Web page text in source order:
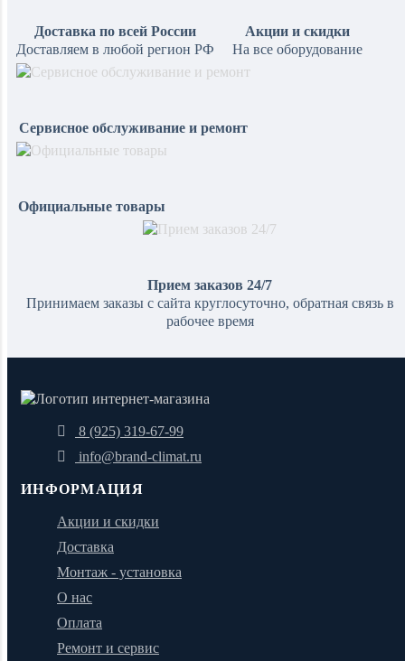
Доставка по всей России
Доставляем в любой регион РФ
Акции и скидки
На все оборудование
Сервисное обслуживание и ремонт
Официальные товары
Прием заказов 24/7
Принимаем заказы с сайта круглосуточно, обратная связь в
рабочее время
8 (925) 319-67-99
info@brand-climat.ru
ИНФОРМАЦИЯ
Акции и скидки
Доставка
Монтаж - установка
О нас
Оплата
Ремонт и сервис